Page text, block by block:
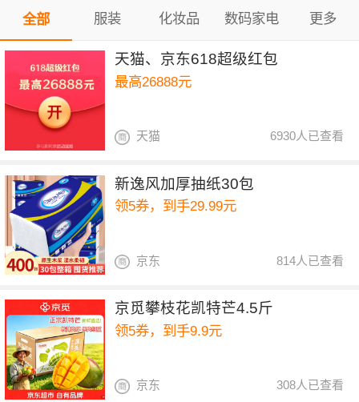
全部 服装 化妆品 数码家电 更多
天猫、京东618超级红包
最高26888元
6930人已查看
天猫
新逸风加厚抽纸30包
领5券，到手29.99元
814人已查看
京东
京觅攀枝花凯特芒4.5斤
领5券，到手9.9元
308人已查看
京东